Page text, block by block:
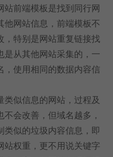
站前端模板是找到同行网
他网站信息，前端模板不
，特别是网站重复链接找
是从其他网站采集的，一
，使用相同的数据内容信
类似信息的网站，过程及
会改善，但域名越多，
类似的垃圾内容信息，即
站权重，更不用说关键字